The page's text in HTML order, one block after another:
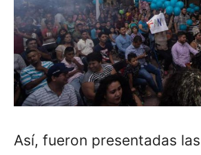
Así, fueron presentadas